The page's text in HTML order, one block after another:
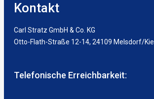
Kontakt
Carl Stratz GmbH & Co. KG
Otto-Flath-Straße 12-14, 24109 Melsdorf/Kiel
Telefonische Erreichbarkeit: